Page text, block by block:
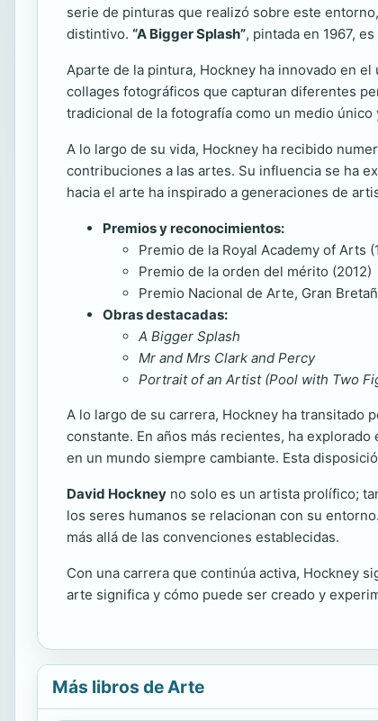
serie de pinturas que realizó sobre este
distintivo. “A Bigger Splash”, pintada en 1967,
Aparte de la pintura, Hockney ha innovado en
collages fotográficos que capturan diferentes
tradicional de la fotografía como un medio
A lo largo de su vida, Hockney ha recibido
contribuciones a las artes. Su influencia se ha
hacia el arte ha inspirado a generaciones de
Premios y reconocimientos:
Premio de la Royal Academy of Arts
Premio de la orden del mérito (2012)
Premio Nacional de Arte, Gran
Obras destacadas:
A Bigger Splash
Mr and Mrs Clark and Percy
Portrait of an Artist (Pool with Two
A lo largo de su carrera, Hockney ha transitado
constante. En años más recientes, ha
en un mundo siempre cambiante. Esta
David Hockney no solo es un artista prolífico;
los seres humanos se relacionan con su
más allá de las convenciones establecidas.
Con una carrera que continúa activa, Hockney
arte significa y cómo puede ser creado y
Más libros de Arte